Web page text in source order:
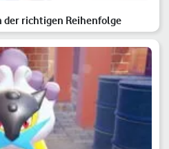
richtigen Reihenfolge